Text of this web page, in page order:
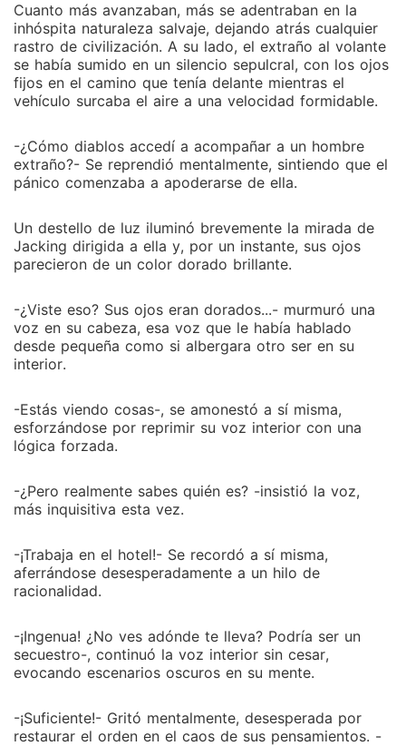
Cuanto más avanzaban, más se adentraban en la
inhóspita naturaleza salvaje, dejando atrás cualquier
rastro de civilización. A su lado, el extraño al volante
se había sumido en un silencio sepulcral, con los ojos
fijos en el camino que tenía delante mientras el
vehículo surcaba el aire a una velocidad formidable.
-¿Cómo diablos accedí a acompañar a un hombre
extraño?- Se reprendió mentalmente, sintiendo que el
pánico comenzaba a apoderarse de ella.
Un destello de luz iluminó brevemente la mirada de
Jacking dirigida a ella y, por un instante, sus ojos
parecieron de un color dorado brillante.
-¿Viste eso? Sus ojos eran dorados...- murmuró una
voz en su cabeza, esa voz que le había hablado
desde pequeña como si albergara otro ser en su
interior.
-Estás viendo cosas-, se amonestó a sí misma,
esforzándose por reprimir su voz interior con una
lógica forzada.
-¿Pero realmente sabes quién es? -insistió la voz,
más inquisitiva esta vez.
-¡Trabaja en el hotel!- Se recordó a sí misma,
aferrándose desesperadamente a un hilo de
racionalidad.
-¡Ingenua! ¿No ves adónde te lleva? Podría ser un
secuestro-, continuó la voz interior sin cesar,
evocando escenarios oscuros en su mente.
-¡Suficiente!- Gritó mentalmente, desesperada por
restaurar el orden en el caos de sus pensamientos. -